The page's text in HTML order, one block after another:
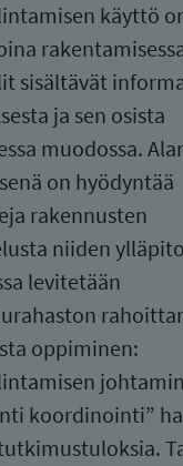
käyttö
sisältävät
ja sen osista
muodossa.
on hyödyntää
rakennusten
niiden
levitetään
oppiminen:
koordinointi”